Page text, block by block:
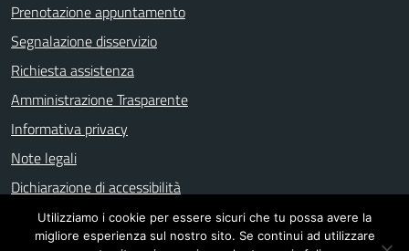
Prenotazione appuntamento
Segnalazione disservizio
Richiesta assistenza
Amministrazione Trasparente
Informativa privacy
Note legali
Dichiarazione di accessibilità
Utilizziamo i cookie per essere sicuri che tu possa avere la
migliore esperienza sul nostro sito. Se continui ad utilizzare